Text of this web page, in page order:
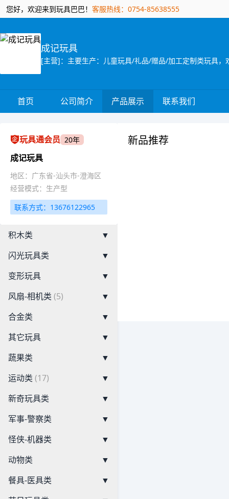
您好，欢迎来到玩具巴巴！ 客服热线：0754-85638555
成记玩具
首页 公司简介 产品展示 联系我们
玩具通会员 20年
成记玩具
地区：广东省-汕头市-澄海区
经营模式：生产型
联系方式：13676122965
积木类
▼
闪光玩具类
▼
变形玩具
▼
风扇-相机类 (5)
▼
合金类
▼
其它玩具
▼
蔬果类
▼
运动类 (17)
▼
新奇玩具类
▼
军事-警察类
▼
怪侠-机器类
▼
动物类
▼
餐具-医具类
▼
新品推荐